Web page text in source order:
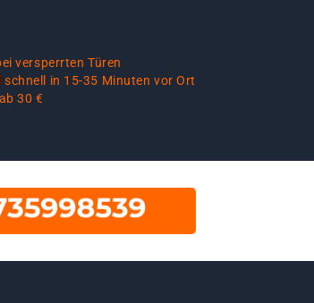
versperrten Türen
schnell in 15-35 Minuten vor Ort
30 €